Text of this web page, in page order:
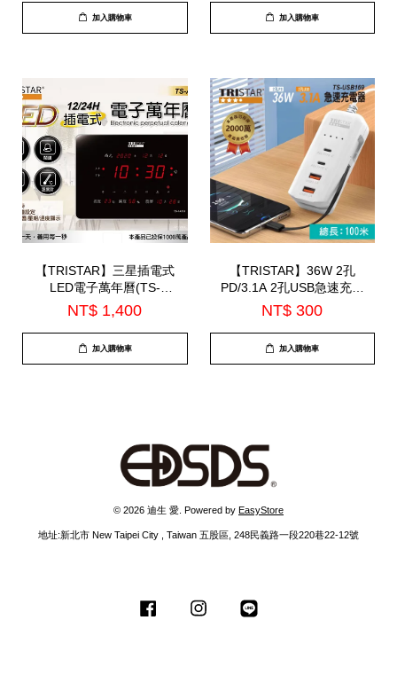
加入購物車 加入購物車
【TRISTAR】三星插電式
LED電子萬年曆(TS-
A4231)
NT$ 1,400
加入購物車
【TRISTAR】36W 2孔
PD/3.1A 2孔USB急速充電
器(TS-USB169)
NT$ 300
加入購物車
© 2026 迪生 愛. Powered by EasyStore
地址:新北市 New Taipei City , Taiwan 五股區, 248民義路一段220巷22-12號
Facebook Instagram